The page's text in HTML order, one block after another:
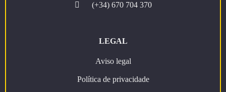
(+34) 670 704 370
LEGAL
Aviso legal
Política de privacidade